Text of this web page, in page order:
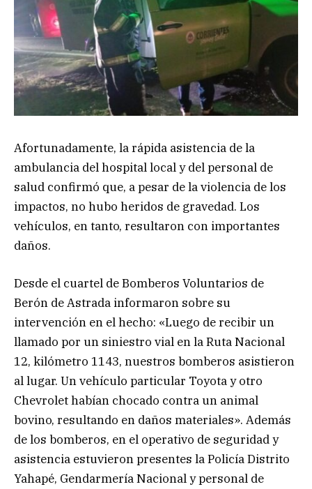
Afortunadamente, la rápida asistencia de la
ambulancia del hospital local y del personal de
salud confirmó que, a pesar de la violencia de los
impactos, no hubo heridos de gravedad. Los
vehículos, en tanto, resultaron con importantes
daños.
Desde el cuartel de Bomberos Voluntarios de
Berón de Astrada informaron sobre su
intervención en el hecho: «Luego de recibir un
llamado por un siniestro vial en la Ruta Nacional
12, kilómetro 1143, nuestros bomberos asistieron
al lugar. Un vehículo particular Toyota y otro
Chevrolet habían chocado contra un animal
bovino, resultando en daños materiales». Además
de los bomberos, en el operativo de seguridad y
asistencia estuvieron presentes la Policía Distrito
Yahapé, Gendarmería Nacional y personal de